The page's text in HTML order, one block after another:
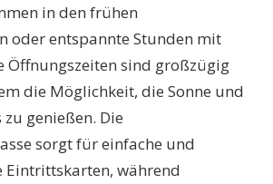
in den frühen
oder entspannte Stunden mit
Öffnungszeiten sind großzügig
die Möglichkeit, die Sonne und
genießen. Die
sorgt für einfache und
während